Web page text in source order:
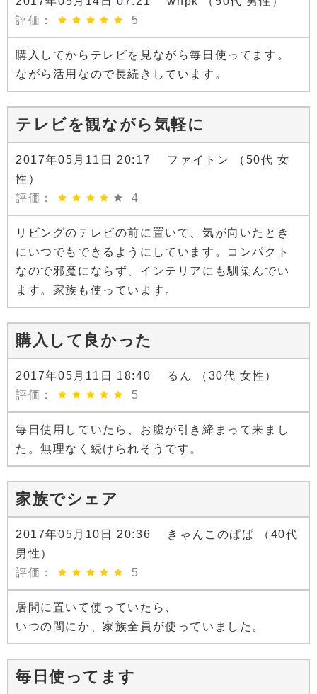
評価：
5
購入してからテレビを見ながら毎日使ってます。
ながら活用なので長続きしています。
テレビを観ながら気軽に
2017年05月11日 20:17 ファイトン （50代 女
性）
評価：
4
リビングのテレビの前に置いて、気が向いたとき
にいつでもできるようにしています。コンパクト
なので邪魔にならず、インテリアにも馴染んでい
ます。家族も使っています。
購入して良かった
2017年05月11日 18:40 るん （30代 女性）
評価：
5
毎日使用していたら、お腹が引き締まって来まし
た。無理なく続けられそうです。
家族でシェア
2017年05月10日 20:36 きゃんこのぱぱ （40代
男性）
評価：
5
居間に置いて使っていたら、
いつの間にか、家族全員が使っていました。
毎日使ってます